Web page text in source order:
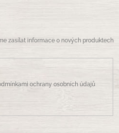
zasílat informace o nových produktech
ochrany osobních údajů